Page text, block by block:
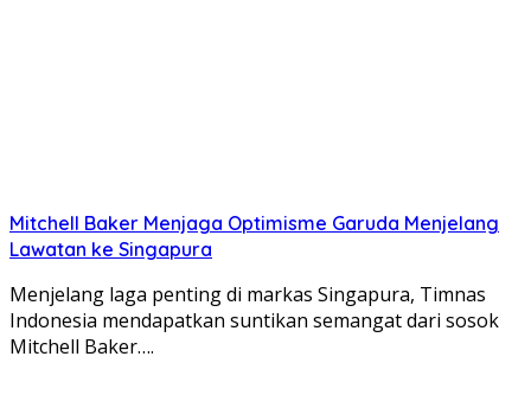
Mitchell Baker Menjaga Optimisme Garuda Menjelang
Lawatan ke Singapura
Menjelang laga penting di markas Singapura, Timnas
Indonesia mendapatkan suntikan semangat dari sosok
Mitchell Baker….